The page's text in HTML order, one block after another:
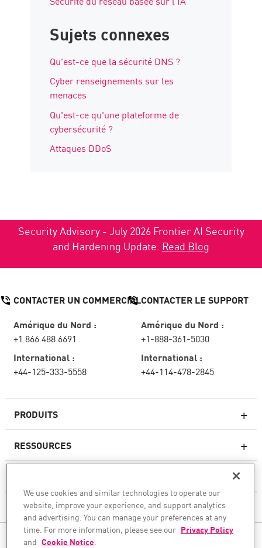
Sujets connexes
Qu'est-ce que la sécurité DNS ?
Cyber renseignements sur les
menaces
Qu'est-ce qu'une plateforme de
cybersécurité ?
Attaques DDoS
Security Advisory - July 2026 Frontier AI Security
and Hardening Update. Read Blog
PRODUITS
Pare-feux de nouvelle génération
Sécurité réseau pour le cloud
WAF
RESSOURCES
CHECK POINT
CONTACTER UN COMMERCIAL
Amérique du Nord :
+1 866 488 6691
International :
+44-125-333-5558
CONTACTER LE SUPPORT
Amérique du Nord :
+1-888-361-5030
International :
+44-114-478-2845
SUIVEZ-NOUS
We use cookies and similar technologies to operate our
website, improve your experience, and support analytics
and advertising. You can manage your preferences at any
time. For more information, please see our Privacy Policy
and Cookie Notice.